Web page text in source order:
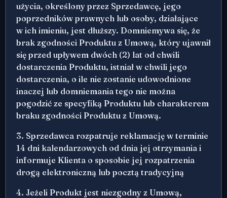
użycia, określony przez Sprzedawcę, jego
poprzedników prawnych lub osoby, działające
w ich imieniu, jest dłuższy. Domniemywa się, że
brak zgodności Produktu z Umową, który ujawnił
się przed upływem dwóch (2) lat od chwili
dostarczenia Produktu, istniał w chwili jego
dostarczenia, o ile nie zostanie udowodnione
inaczej lub domniemania tego nie można
pogodzić ze specyfiką Produktu lub charakterem
braku zgodności Produktu z Umową.
3. Sprzedawca rozpatruje reklamację w terminie
14 dni kalendarzowych od dnia jej otrzymania i
informuje Klienta o sposobie jej rozpatrzenia
drogą elektroniczną lub pocztą tradycyjną
4. Jeżeli Produkt jest niezgodny z Umową,